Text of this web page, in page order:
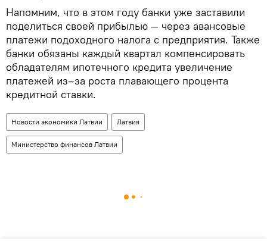
Напомним, что в этом году банки уже заставили
поделиться своей прибылью — через авансовые
платежи подоходного налога с предприятия. Также
банки обязаны каждый квартал компенсировать
обладателям ипотечного кредита увеличение
платежей из–за роста плавающего процента
кредитной ставки.
Новости экономики Латвии Латвия
Министерство финансов Латвии